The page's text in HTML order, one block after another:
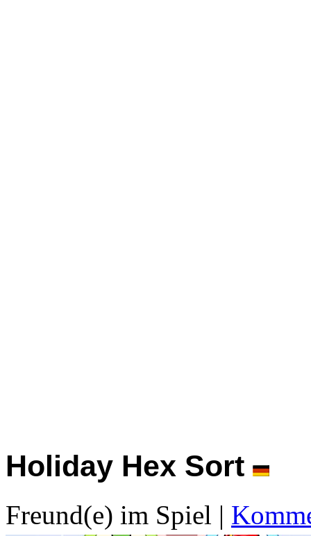
Holiday Hex Sort
Freund(e) im Spiel |